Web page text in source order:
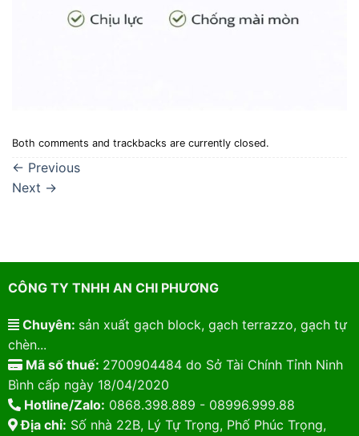
Both comments and trackbacks are currently closed.
← Previous
Next →
CÔNG TY TNHH AN CHI PHƯƠNG
Chuyên: sản xuất gạch block, gạch terrazzo, gạch tự
chèn...
Mã số thuế: 2700904484 do Sở Tài Chính Tỉnh Ninh
Bình cấp ngày 18/04/2020
Hotline/Zalo: 0868.398.889 - 08996.999.88
Địa chỉ: Số nhà 22B, Lý Tự Trọng, Phố Phúc Trọng,